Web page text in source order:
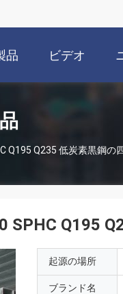
品 ビデオ
Q195 Q235 低炭素黒鋼の
SPHC Q195
起源の場所
ブランド名